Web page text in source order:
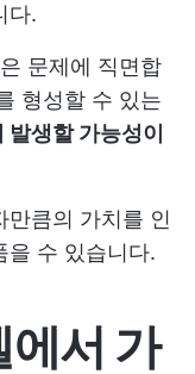
다.
문제에 직면합
형성할 수 있는
생할 가능성이
만큼의 가치를 인
을 수 있습니다.
서 가